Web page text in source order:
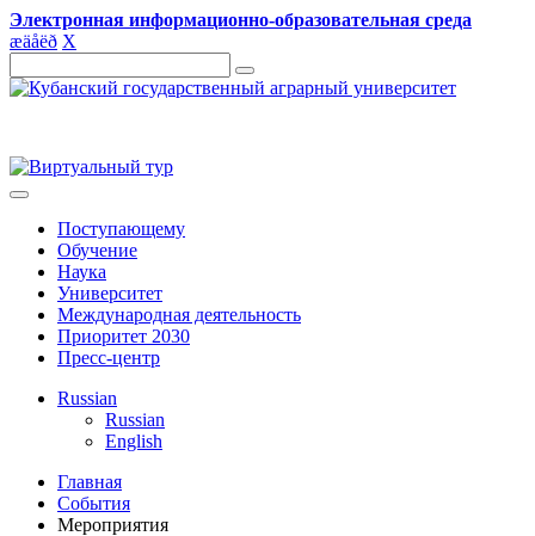
Электронная информационно-образовательная среда
æäåëð X
Поступающему
Обучение
Наука
Университет
Международная деятельность
Приоритет 2030
Пресс-центр
Russian
Russian
English
Главная
События
Мероприятия